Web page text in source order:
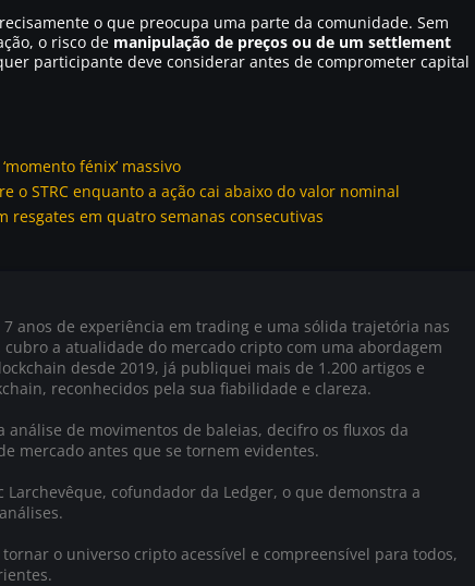
o que preocupa uma parte da comunidade. Sem
o risco de manipulação de preços ou de um settlement
participante deve considerar antes de comprometer capital
fénix’ massivo
o STRC enquanto a ação cai abaixo do valor nominal
resgates em quatro semanas consecutivas
anos de experiência em trading e uma sólida trajetória nas
a atualidade do mercado cripto com uma abordagem
desde 2019, já publiquei mais de 1.200 artigos e
reconhecidos pela sua fiabilidade e clareza.
de movimentos de baleias, decifro os fluxos da
mercado antes que se tornem evidentes.
cofundador da Ledger, o que demonstra a
o universo cripto acessível e compreensível para todos,